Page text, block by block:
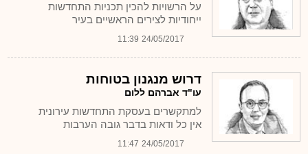
על הרשויות להכין תכניות התחדשות
ייחודיות לצירים הראשיים בעיר
24/05/2017
11:39
דרוש מנגנון בטוחות
עו"ד אברהם ללום
למתקשרים בעסקת התחדשות עירונית
אין כל ודאות בדבר גובה הערבות
24/05/2017
11:47